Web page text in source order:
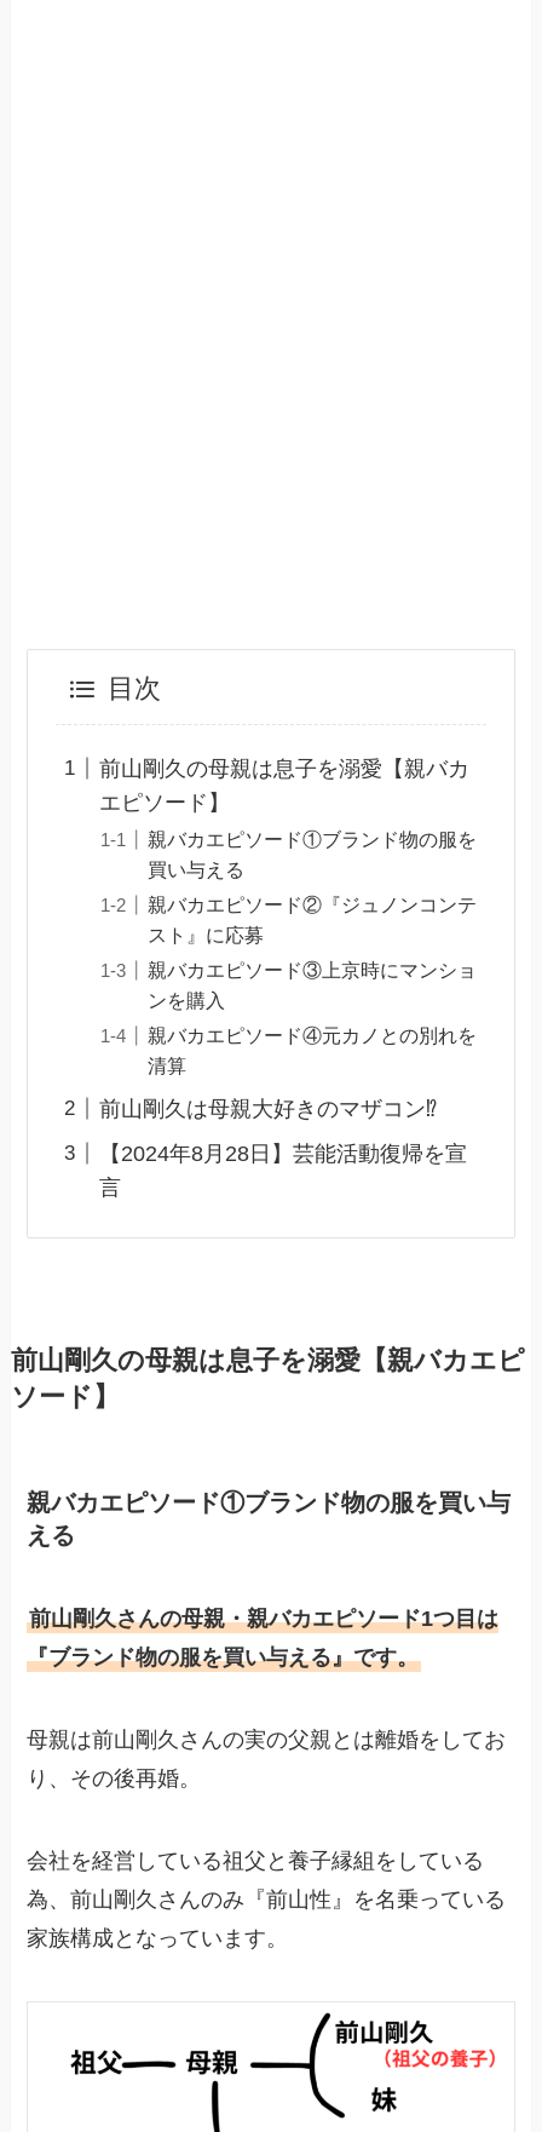
目次
前山剛久の母親は息子を溺愛【親バカ
エピソード】
親バカエピソード①ブランド物の服を
買い与える
親バカエピソード②『ジュノンコンテ
スト』に応募
親バカエピソード③上京時にマンショ
ンを購入
親バカエピソード④元カノとの別れを
清算
前山剛久は母親大好きのマザコン⁉︎
【2024年8月28日】芸能活動復帰を宣
言
前山剛久の母親は息子を溺愛【親バカエピ
ソード】
親バカエピソード①ブランド物の服を買い与
える
前山剛久さんの母親・親バカエピソード1つ目は
『ブランド物の服を買い与える』です。
母親は前山剛久さんの実の父親とは離婚をしてお
り、その後再婚。
会社を経営している祖父と養子縁組をしている
為、前山剛久さんのみ『前山性』を名乗っている
家族構成となっています。